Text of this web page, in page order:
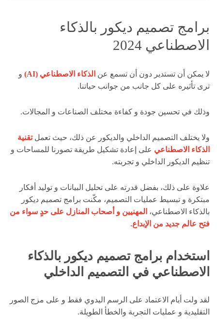
برامج تصميم ديكور بالذكاء
الاصطناعي 2024
لا يمكن أن تستدير دون أن تسمع عن الذكاء الاصطناعي (AI)
و
ترى تأثيره على كل جانب من جوانب حياتنا.
وذلك في تحسين جودة و كفاءة مختلف الصناعات و المجالات.
ولا يختلف التصميم الداخلي والديكور عن ذلك، حيث تعملتقنية
الذكاء الاصطناعي على إعادة تشكيل طريقة تصورنا للمساحات و
تنظيم الديكور الداخلي و تجربته.
علاوة على ذلك، بفضل قدرته على تحليل البيانات و توليد أفكار
مبتكرة و تبسيط عمليات التصميم، مكّنت برامج تصميم ديكور
بالذكاء الاصطناعي، المهنيين و أصحاب المنازل على حدٍ سواء من
فتح عالم جديد من الإبداع.
استخدام برامج تصميم ديكور بالذكاء
الاصطناعي في التصميم الداخلي
لقد ولت أيام الاعتماد على الرسم اليدوي فقط و على مزج الصور
التقليدية و عمليات التجربة والخطأ الطويلة.